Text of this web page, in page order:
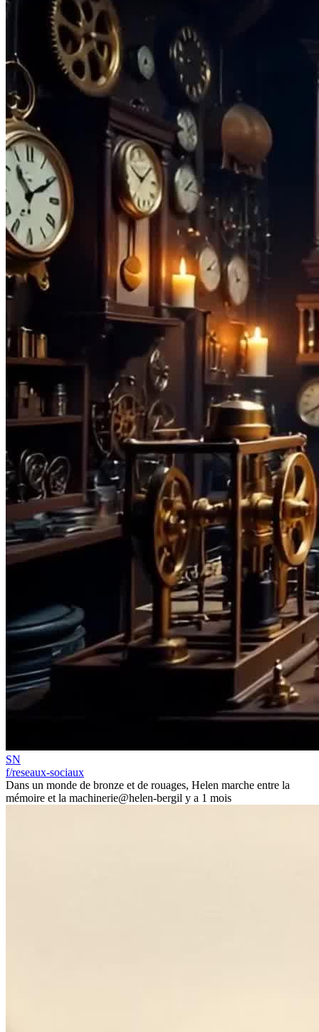
SN
f/reseaux-sociaux
Dans un monde de bronze et de rouages, Helen marche entre la
mémoire et la machinerie@helen-bergil y a 1 mois